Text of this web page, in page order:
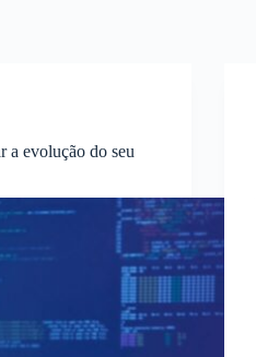
a evolução do seu